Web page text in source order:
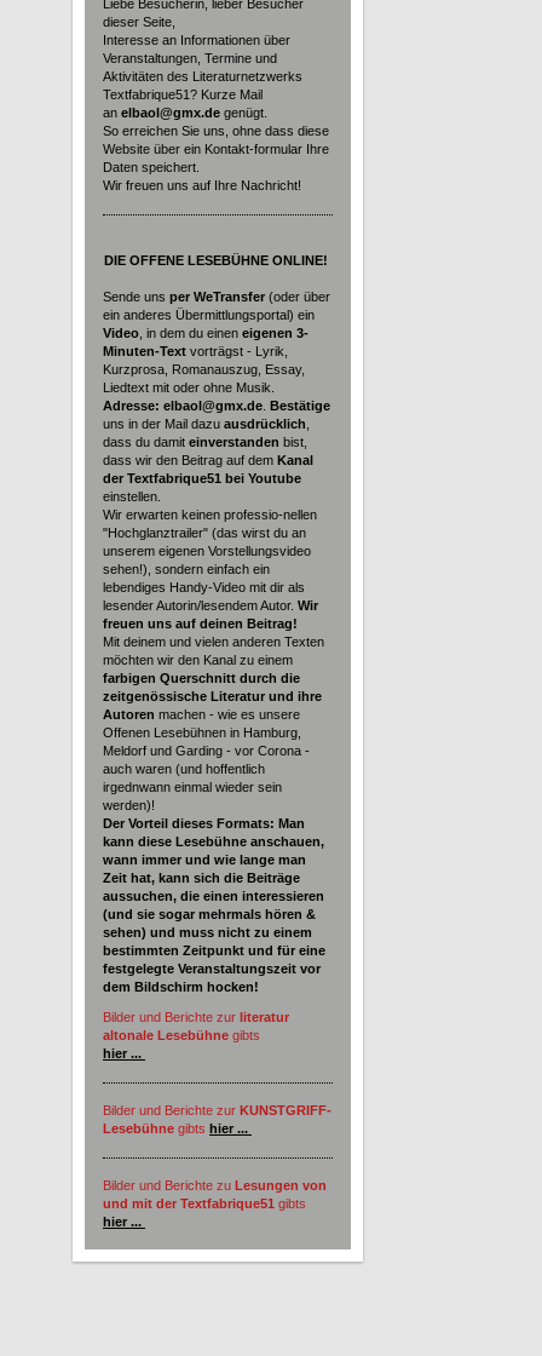
Liebe Besucherin, lieber Besucher
dieser Seite,
Interesse an Informationen über
Veranstaltungen, Termine und
Aktivitäten des Literaturnetzwerks
Textfabrique51? Kurze Mail
an elbaol@gmx.de genügt.
So erreichen Sie uns, ohne dass diese
Website über ein Kontakt-formular Ihre
Daten speichert.
Wir freuen uns auf Ihre Nachricht!
DIE OFFENE LESEBÜHNE ONLINE!
Sende uns per WeTransfer (oder über
ein anderes Übermittlungsportal) ein
Video , in dem du einen eigenen 3-
Minuten-Text vorträgst - Lyrik,
Kurzprosa, Romanauszug, Essay,
Liedtext mit oder ohne Musik.
Adresse: elbaol@gmx.de Bestätige
uns in der Mail dazu ausdrücklich
dass du damit einverstanden bist,
dass wir den Beitrag auf dem Kanal
der Textfabrique51 bei Youtube
einstellen.
Wir erwarten keinen professio-nellen
"Hochglanztrailer" (das wirst du an
unserem eigenen Vorstellungsvideo
sehen!), sondern einfach ein
lebendiges Handy-Video mit dir als
lesender Autorin/lesendem Autor. Wir
freuen uns auf deinen Beitrag!
Mit deinem und vielen anderen Texten
möchten wir den Kanal zu einem
farbigen Querschnitt durch die
zeitgenössische Literatur und ihre
Autoren machen - wie es unsere
Offenen Lesebühnen in Hamburg,
Meldorf und Garding - vor Corona -
auch waren (und hoffentlich
irgednwann einmal wieder sein
werden)!
Der Vorteil dieses Formats: Man
kann diese Lesebühne anschauen,
wann immer und wie lange man
Zeit hat, kann sich die Beiträge
aussuchen, die einen interessieren
(und sie sogar mehrmals hören &
sehen) und muss nicht zu einem
bestimmten Zeitpunkt und für eine
festgelegte Veranstaltungszeit vor
dem Bildschirm hocken!
Bilder und Berichte zur literatur
altonale Lesebühne gibts
hier ...
Bilder und Berichte zur KUNSTGRIFF-
Lesebühne gibts hier ...
Bilder und Berichte zu Lesungen von
und mit der Textfabrique51 gibts
hier ...